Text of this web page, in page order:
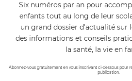
Six numéros par an pour
enfants tout au long de leur
un grand dossier d'actualité sur
des informations et conseils
la santé, la vie en
Abonnez-vous gratuitement en vous inscrivant ci-dessous pour
publication.